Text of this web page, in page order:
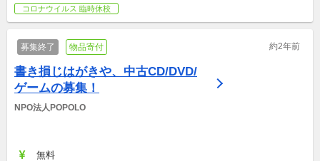
コロナウイルス 臨時休校
募集終了 物品寄付 約2年前
書き損じはがきや、中古CD/DVD/
ゲームの募集！
NPO法人POPOLO
無料